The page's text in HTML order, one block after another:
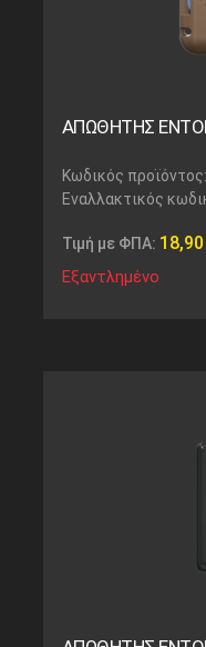
ΑΠΩΘΗΤΗΣ
Κωδικός προϊόντος:
Εναλλακτικός
Τιμή με ΦΠΑ: 18,90
Εξαντλημένο